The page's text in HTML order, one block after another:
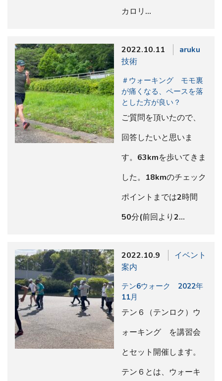
カロリ…
2022.10.11
aruku
技術
＃ウォーキング モモ裏
が痛くなる、ペースを落
とした方が良い？
ご質問を頂いたので、
回答したいと思いま
す。63kmを歩いてきま
した。18kmのチェック
ポイントまでは2時間
50分(前回より2…
2022.10.9
イベント
案内
テン6ウォーク 2022年
11月
テン６（テンロク）ウ
ォーキング を講習会
とセット開催します。
テン６とは、ウォーキ